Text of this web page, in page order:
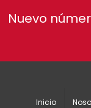
Nuevo
Inicio